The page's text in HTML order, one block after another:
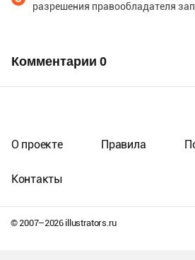
разрешения правообладателя
Комментарии 0
© 2007–2026illustrators.ru
О проекте Правила
Контакты